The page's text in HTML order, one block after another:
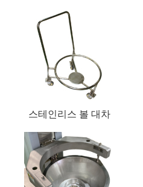
스테인리스 볼 대차